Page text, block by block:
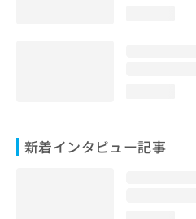
新着インタビュー記事